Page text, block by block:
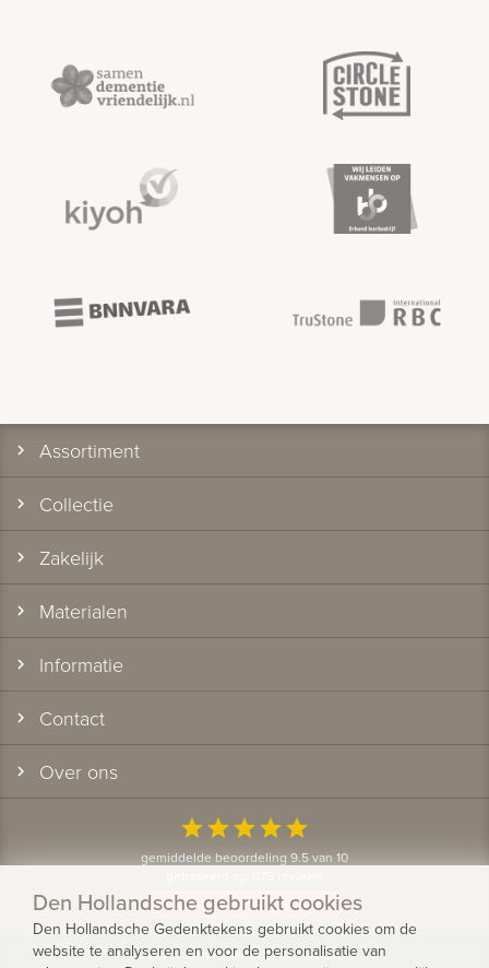
Assortiment
Collectie
Zakelijk
Materialen
Informatie
Contact
Over ons
starstarstarstarstar
gemiddelde beoordeling 9.5 van 10
Bekijk alle klantervaringen
© 2026 - Den Hollandsche Gedenktekens
Den Hollandsche gebruikt cookies
Den Hollandsche Gedenktekens gebruikt cookies om de
website te analyseren en voor de personalisatie van